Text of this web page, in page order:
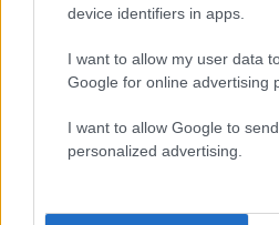
device identifiers in apps.
I want to allow my user data
Google for online advertising
I want to allow Google to
personalized advertising.
Στην εντατική 40χρονος
οχιάς στην Εύβοια